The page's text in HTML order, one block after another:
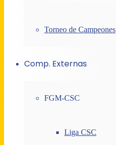
Torneo de Campeones
Comp. Externas
FGM-CSC
Liga CSC